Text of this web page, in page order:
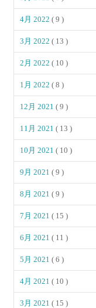
4月 2022( 9 )
3月 2022( 13 )
2月 2022( 10 )
1月 2022( 8 )
12月 2021( 9 )
11月 2021( 13 )
10月 2021( 10 )
9月 2021( 9 )
8月 2021( 9 )
7月 2021( 15 )
6月 2021( 11 )
5月 2021( 6 )
4月 2021( 10 )
3月 2021( 15 )